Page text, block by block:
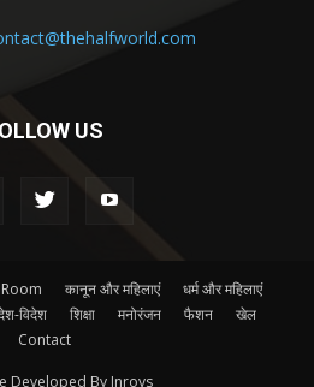
US
कानून और महिलाएं
धर्म और महिलाएं
विदेश शिक्षा मनोरंजन फैशन
खेल
Contact
Developed By Inroys